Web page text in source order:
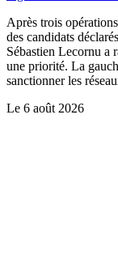
Après trois
des candidats
Sébastien Lecornu a
une priorité. La
sanctionner les
Le 6 août 2026